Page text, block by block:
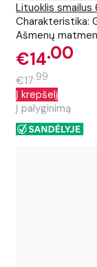
Lituoklis smailus
Charakteristika:
Ašmenų
€14 00
€17 99
Į krepšelį
Į palyginimą